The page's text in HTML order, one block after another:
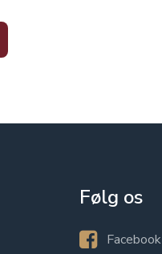
Følg os
Facebook